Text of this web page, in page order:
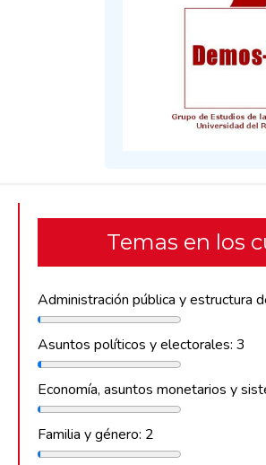
Temas en los
Administración pública y estructura
Asuntos políticos y electorales: 3
Economía, asuntos monetarios y
Familia y género: 2